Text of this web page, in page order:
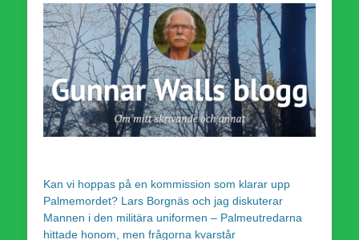
Kan vi hoppas på en kommission som klarar upp
Palmemordet? Lars Borgnäs och jag diskuterar
Mannen i den militära uniformen – Palmeutredarna
hittade honom, men frågorna kvarstår